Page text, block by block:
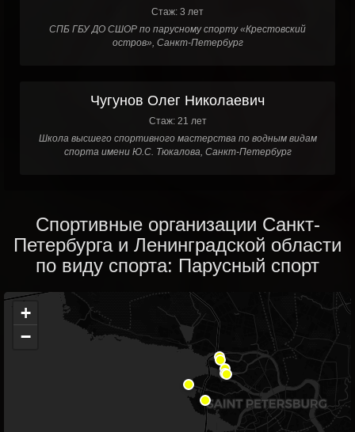
Стаж: 3 лет
СПБ ГБУ ДО СШОР по парусному спорту «Крестовский
остров», Санкт-Петербург
Чугунов Олег Николаевич
Стаж: 21 лет
Школа высшего спортивного мастерства по водным видам
спорта имени Ю.С. Тюкалова, Санкт-Петербург
Спортивные организации Санкт-
Петербурга и Ленинградской области
по виду спорта: Парусный спорт
+
−